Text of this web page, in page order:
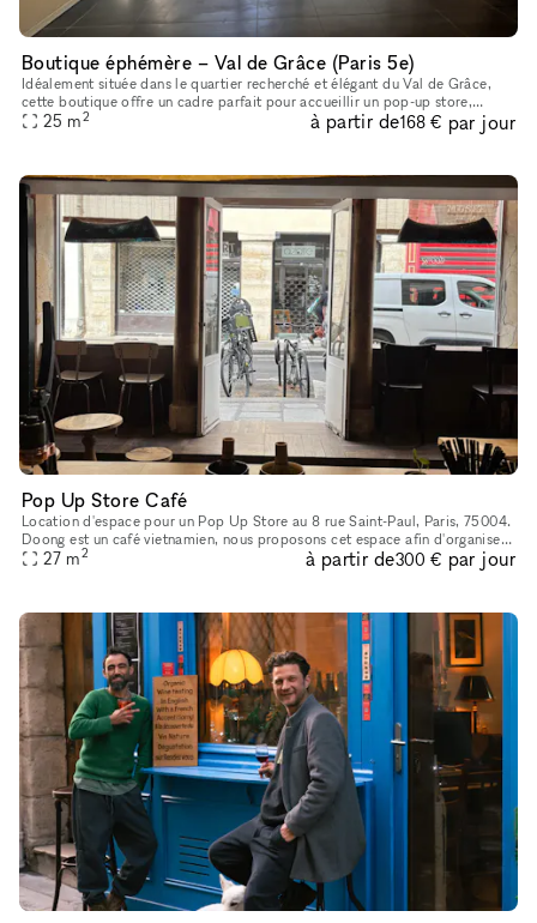
Boutique éphémère – Val de Grâce (Paris 5e)
Idéalement située dans le quartier recherché et élégant du Val de Grâce,
cette boutique offre un cadre parfait pour accueillir un pop-up store,
showroom, lancement de collection, exposition éphémère
25 m2 à partir de168 € par jour
Pop Up Store Café
Location d'espace pour un Pop Up Store au 8 rue Saint-Paul, Paris, 75004.
Doong est un café vietnamien, nous proposons cet espace afin d'organiser
votre événement Pop-Up. Tarif de 200€ par jour, nou
27 m2 à partir de300 € par jour